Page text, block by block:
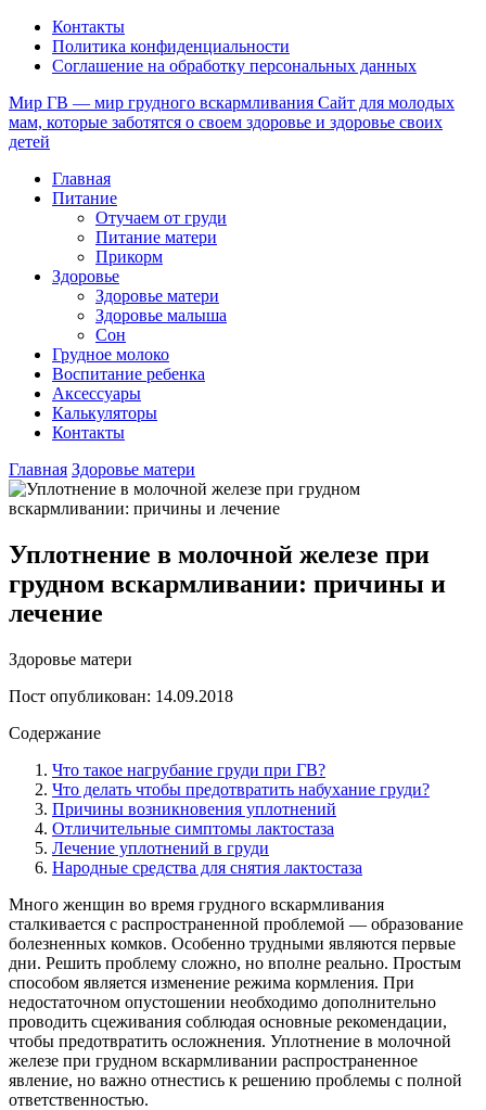
Контакты
Политика конфиденциальности
Соглашение на обработку персональных данных
Мир ГВ — мир грудного вскармливания Сайт для молодых
мам, которые заботятся о своем здоровье и здоровье своих
детей
Главная
Питание
Отучаем от груди
Питание матери
Прикорм
Здоровье
Здоровье матери
Здоровье малыша
Сон
Грудное молоко
Воспитание ребенка
Аксессуары
Калькуляторы
Контакты
Главная Здоровье матери
Уплотнение в молочной железе при
грудном вскармливании: причины и
лечение
Здоровье матери
Пост опубликован: 14.09.2018
Содержание
Что такое нагрубание груди при ГВ?
Что делать чтобы предотвратить набухание груди?
Причины возникновения уплотнений
Отличительные симптомы лактостаза
Лечение уплотнений в груди
Народные средства для снятия лактостаза
Много женщин во время грудного вскармливания
сталкивается с распространенной проблемой — образование
болезненных комков. Особенно трудными являются первые
дни. Решить проблему сложно, но вполне реально. Простым
способом является изменение режима кормления. При
недостаточном опустошении необходимо дополнительно
проводить сцеживания соблюдая основные рекомендации,
чтобы предотвратить осложнения. Уплотнение в молочной
железе при грудном вскармливании распространенное
явление, но важно отнестись к решению проблемы с полной
ответственностью.